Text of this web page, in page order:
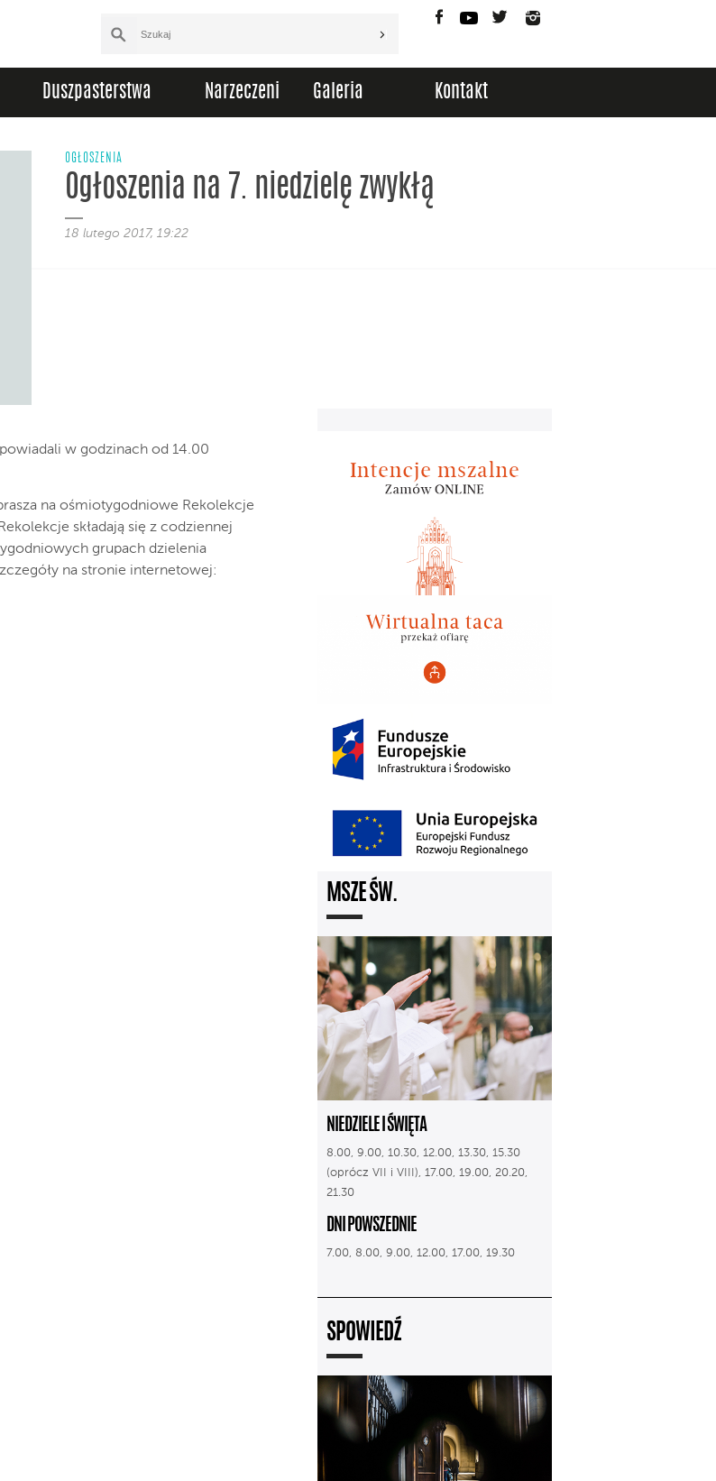
FacebookYouTubeTwitter
Duszpasterstwa Narzeczeni Galeria Kontakt
OGŁOSZENIA
Ogłoszenia na 7. niedzielę zwykłą
18 lutego 2017, 19:22
w godzinach od 14.00
na ośmiotygodniowe Rekolekcje
składają się z codziennej
grupach dzielenia
na stronie internetowej:
MSZE ŚW.
NIEDZIELE I ŚWIĘTA
8.00, 9.00, 10.30, 12.00, 13.30, 15.30
(oprócz VII i VIII), 17.00, 19.00, 20.20,
21.30
DNI POWSZEDNIE
7.00, 8.00, 9.00, 12.00, 17.00, 19.30
SPOWIEDŹ